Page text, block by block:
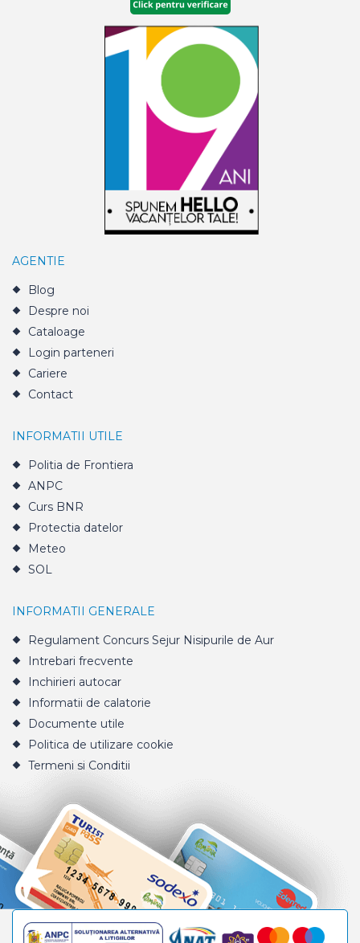
AGENTIE
Blog
Despre noi
Cataloage
Login parteneri
Cariere
Contact
INFORMATII UTILE
Politia de Frontiera
ANPC
Curs BNR
Protectia datelor
Meteo
SOL
INFORMATII GENERALE
Regulament Concurs Sejur Nisipurile de Aur
Intrebari frecvente
Inchirieri autocar
Informatii de calatorie
Documente utile
Politica de utilizare cookie
Termeni si Conditii